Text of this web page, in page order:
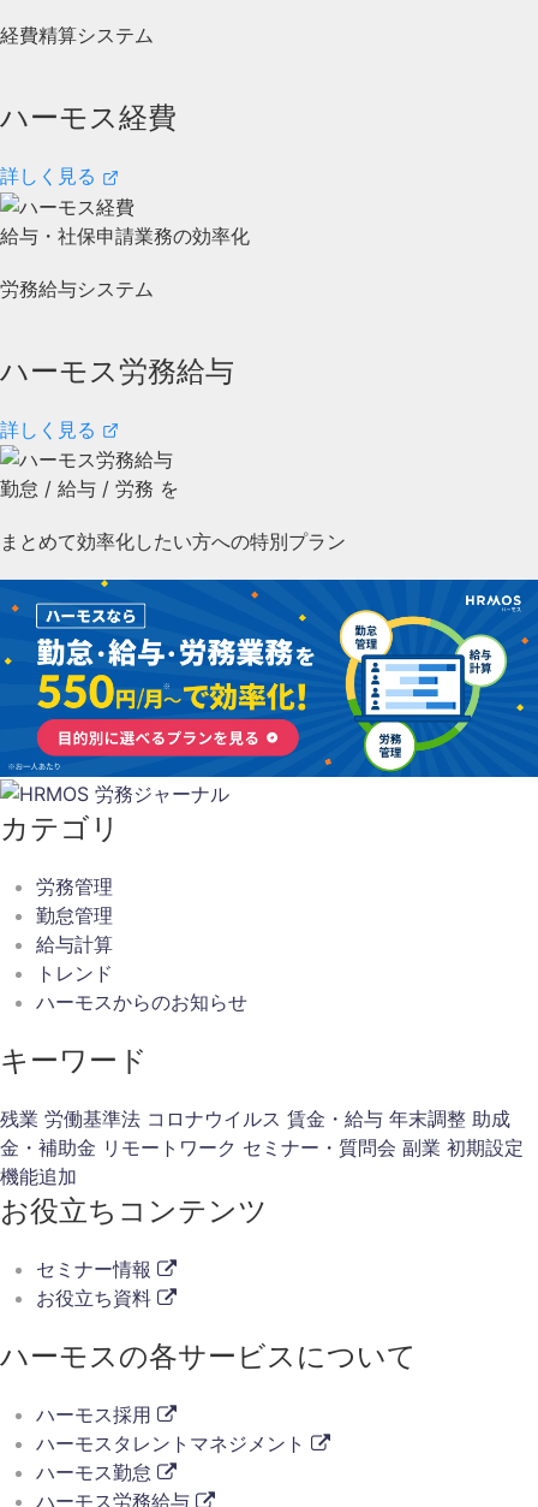
経費精算システム
ハーモス経費
詳しく見る
給与・社保申請業務の効率化
労務給与システム
ハーモス労務給与
詳しく見る
勤怠 / 給与 / 労務 を
まとめて効率化したい方への特別プラン
カテゴリ
労務管理
勤怠管理
給与計算
トレンド
ハーモスからのお知らせ
キーワード
残業 労働基準法 コロナウイルス 賃金・給与 年末調整 助成
金・補助金 リモートワーク セミナー・質問会 副業 初期設定
機能追加
お役立ちコンテンツ
セミナー情報
お役立ち資料
ハーモスの各サービスについて
ハーモス採用
ハーモスタレントマネジメント
ハーモス勤怠
ハーモス労務給与